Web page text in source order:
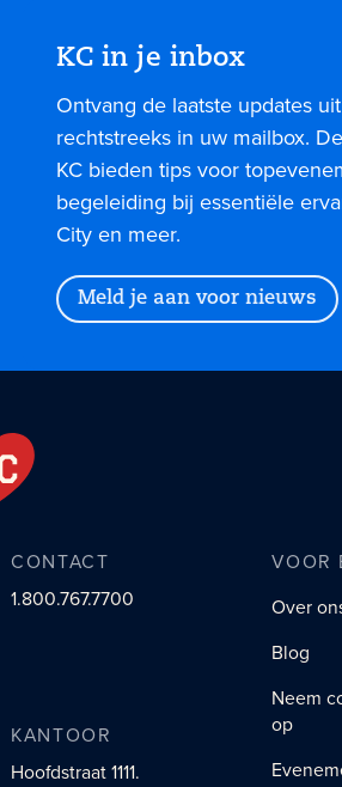
KC in je inbox
Ontvang de laatste updates
rechtstreeks in uw mailbox.
KC bieden tips voor
begeleiding bij essentiële
City en meer.
Meld je aan voor nieuws
CONTACT
1.800.767.7700
KANTOOR
Hoofdstraat 1111.
VOOR
Over
Blog
Neem
op